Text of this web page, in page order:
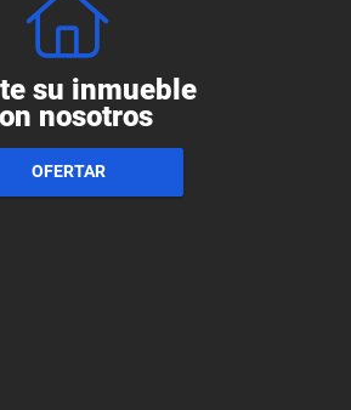
su inmueble
nosotros
OFERTAR